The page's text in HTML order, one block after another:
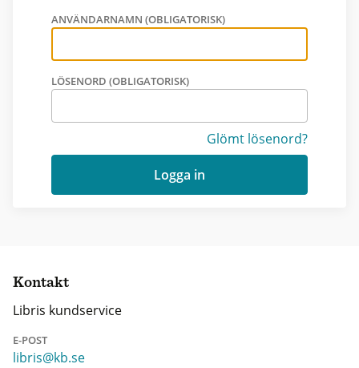
ANVÄNDARNAMN (OBLIGATORISK)
LÖSENORD (OBLIGATORISK)
Glömt lösenord?
Logga in
Kontakt
Libris kundservice
E-POST
libris@kb.se